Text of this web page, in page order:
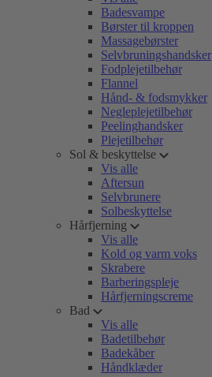
Badesvampe
Børster til kroppen
Massagebørster
Selvbruningshandsker
Fodplejetilbehør
Flannel
Hånd- & fodsmykker
Negleplejetilbehør
Peelinghandsker
Plejetilbehør
Sol & beskyttelse
Vis alle
Aftersun
Selvbrunere
Solbeskyttelse
Hårfjerning
Vis alle
Kold og varm voks
Skrabere
Barberingspleje
Hårfjerningscreme
Bad
Vis alle
Badetilbehør
Badekåber
Håndklæder